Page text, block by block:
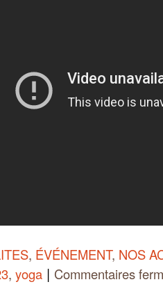
, ÉVÉNEMENT, NOS
, yoga | Commentaires